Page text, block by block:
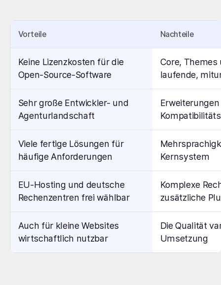
Vorteile Nachteile
Keine Lizenzkosten für die
Open-Source-Software
Core,
laufende,
Sehr große Entwickler- und
Agenturlandschaft
Viele fertige Lösungen für
häufige Anforderungen
Kernsystem
EU-Hosting und deutsche
Rechenzentren frei wählbar
Komplexe
zusätzliche
Auch für kleine Websites
wirtschaftlich nutzbar
Die Qualität
Umsetzung